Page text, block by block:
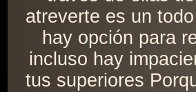
atreverte es un
hay opción para
incluso hay
tus superiores